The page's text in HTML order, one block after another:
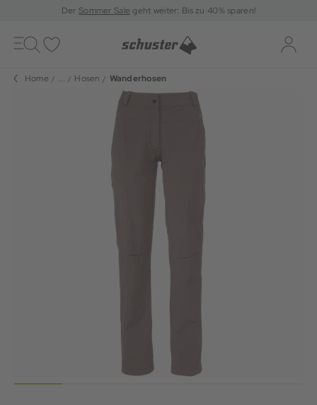
DerSommer Sale geht weiter: Bis zu 40% sparen!
Toggle
navigation
Home ... Hosen Wanderhosen